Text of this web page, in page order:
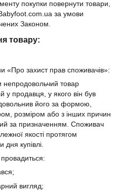
покупки повернути товари,
за умови
Законом.
товару:
«Про захист прав споживачів»:
товар
у продавця, у якого він був
його за формою,
розміром або з інших причин
за призначенням. Споживач
якості протягом
купівлі.
вигляд;